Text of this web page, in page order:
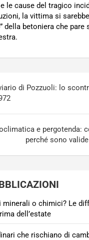
e le cause del tragico
la vittima si
” della betoniera che pare
di Pozzuoli: lo
e pergotenda:
perché sono
o chimici? Le
dell’estate
che rischiano di